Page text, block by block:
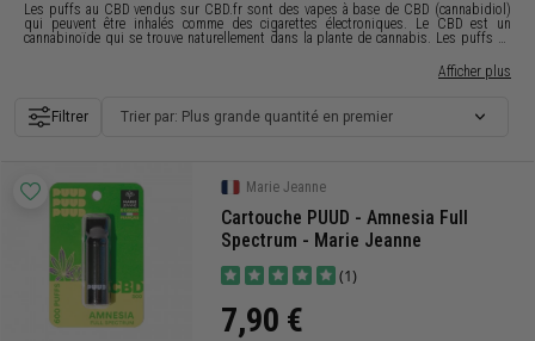
Les puffs au CBD vendus sur CBD.fr sont des vapes à base de CBD (cannabidiol)
qui peuvent être inhalés comme des cigarettes électroniques. Le CBD est un
cannabinoïde qui se trouve naturellement dans la plante de cannabis. Les puffs au
selon les affirmations de certaines études. La Puff est l'objet idéal pour vapoter
Afficher plus
Filtrer Trier par: Plus grande quantité en premier
Marie Jeanne
Cartouche PUUD - Amnesia Full
Spectrum - Marie Jeanne
(1)
7,90 €